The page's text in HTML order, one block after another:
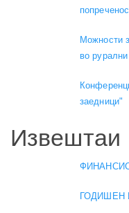
Можности
во
заедници"
Извештаи
ГОДИШЕН